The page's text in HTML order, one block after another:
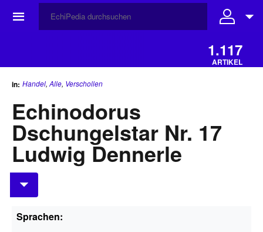
☰
1.117
ARTIKEL
in: Handel, Alle, Verschollen
Echinodorus
Dschungelstar Nr. 17
Ludwig Dennerle
Sprachen: